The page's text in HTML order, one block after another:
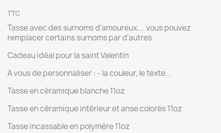
TTC
Tasse avec des surnoms d'amoureux... vous pouvez
remplacer certains surnoms par d'autres.
Cadeau idéal pour la saint Valentin
A vous de personnaliser : - la couleur, le texte...
Tasse en céramique blanche 11oz
Tasse en céramique intérieur et anse colorés 11oz
Tasse incassable en polymère 11oz